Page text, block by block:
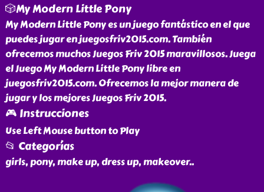
🎲My Modern Little Pony
My Modern Little Pony es un juego fantástico en el que
puedes jugar en juegosfriv2015.com. También
ofrecemos muchos Juegos Friv 2015 maravillosos. Juega
el Juego My Modern Little Pony libre en
juegosfriv2015.com. Ofrecemos la mejor manera de
jugar y los mejores Juegos Friv 2015.
🎮 Instrucciones
Use Left Mouse button to Play
📂 Categorías
girls, pony, make up, dress up, makeover..